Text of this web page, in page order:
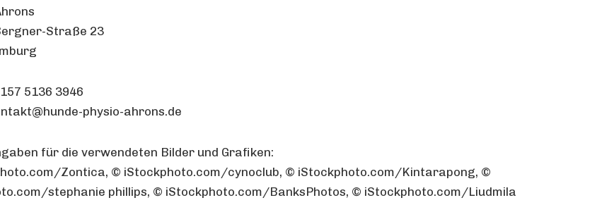
Straße 23
5136 3946
physio-ahrons.de
für die verwendeten Bilder und Grafiken:
Zontica, © iStockphoto.com/cynoclub, © iStockphoto.com/Kintarapong, ©
stephanie phillips, © iStockphoto.com/BanksPhotos, © iStockphoto.com/Liudmila